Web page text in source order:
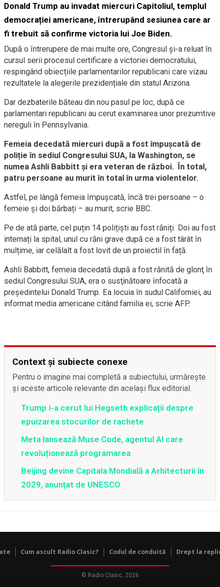
Donald Trump au invadat miercuri Capitoliul, templul
democrației americane, întrerupând sesiunea care ar
fi trebuit să confirme victoria lui Joe Biden.
După o întrerupere de mai multe ore, Congresul și-a reluat în
cursul serii procesul certificare a victoriei democratului,
respingând obiecțiile parlamentarilor republicani care vizau
rezultatele la alegerile prezidențiale din statul Arizona.
Dar dezbaterile băteau din nou pasul pe loc, după ce
parlamentari republicani au cerut examinarea unor prezumtive
nereguli în Pennsylvania.
Femeia decedată miercuri după a fost împușcată de
poliție în sediul Congresului SUA, la Washington, se
numea Ashli Babbitt şi era veteran de război. În total,
patru persoane au murit în total în urma violentelor.
Astfel, pe lângă femeia împușcată, încă trei persoane – o
femeie și doi bărbați – au murit, scrie BBC.
Pe de ată parte, cel puțin 14 polițiști au fost răniți. Doi au fost
internați la spital, unul cu răni grave după ce a fost târât în ​​
mulțime, iar celălalt a fost lovit de un proiectil în față.
Ashli Babbitt, femeia decedată după a fost rănită de glonţ în
sediul Congresului SUA, era o susţinătoare înfocată a
preşedintelui Donald Trump. Ea locuia în sudul Californiei, au
informat media americane citând familia ei, scrie AFP.
Context și subiecte conexe
Pentru o imagine mai completă a subiectului, urmărește
și aceste articole relevante din același flux editorial.
Trump i-a cerut lui Hegseth explicații despre
epuizarea stocurilor de rachete
Meta lansează Muse Code, agentul AI care
revoluționează programarea
Beijing devine Capitala Mondială a Arhitecturii în
2029, anunțat de UNESCO
Cum ascult Radio Clasic? Codul de conduită Drept la
© Radio Clasic, 2026